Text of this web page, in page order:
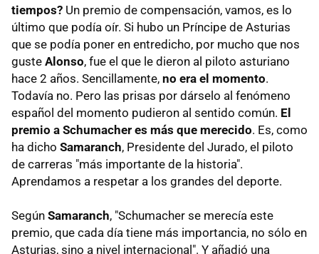
tiempos? Un premio de compensación, vamos, es lo
último que podía oír. Si hubo un Príncipe de Asturias
que se podía poner en entredicho, por mucho que nos
guste Alonso, fue el que le dieron al piloto asturiano
hace 2 años. Sencillamente, no era el momento.
Todavía no. Pero las prisas por dárselo al fenómeno
español del momento pudieron al sentido común. El
premio a Schumacher es más que merecido. Es, como
ha dicho Samaranch, Presidente del Jurado, el piloto
de carreras "más importante de la historia".
Aprendamos a respetar a los grandes del deporte.
Según Samaranch, "Schumacher se merecía este
premio, que cada día tiene más importancia, no sólo en
Asturias, sino a nivel internacional". Y añadió una